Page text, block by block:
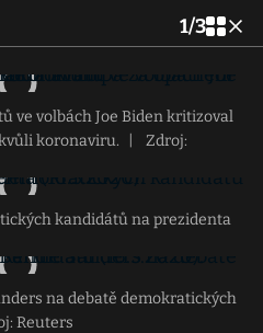
1/3
ve volbách Joe Biden kritizoval
koronaviru.
Zdroj:
kandidátů na prezidenta
na debatě demokratických
Reuters